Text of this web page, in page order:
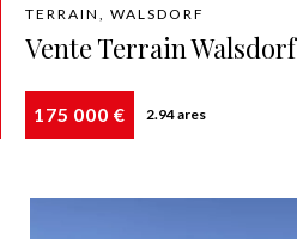
TERRAIN, WALSDORF
Vente Terrain Walsdorf
175 000 € 2.94 ares